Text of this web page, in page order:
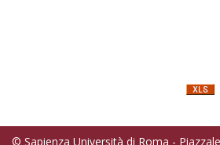
© Sapienza Università di Roma -